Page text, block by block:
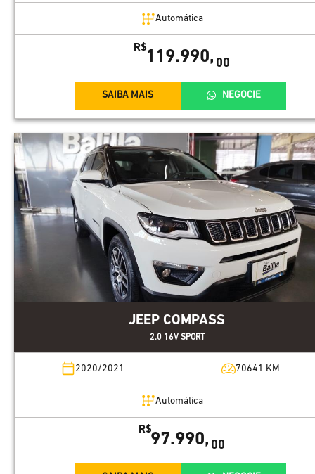
Automática
R$
119.990, 00
SAIBA MAIS NEGOCIE
JEEP COMPASS
2.0 16V SPORT
2020/2021 70641 KM
Automática
R$
97.990, 00